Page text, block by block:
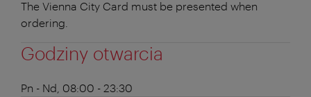
The Vienna City Card must be presented when
ordering.
Godziny otwarcia
Pn - Nd, 08:00 - 23:30